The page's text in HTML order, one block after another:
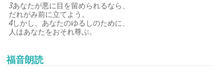
3あなたが悪に目を留められるなら、
だれがみ前に立てよう。
4しかし、あなたのゆるしのために、
人はあなたをおそれ尊ぶ。
福音朗読